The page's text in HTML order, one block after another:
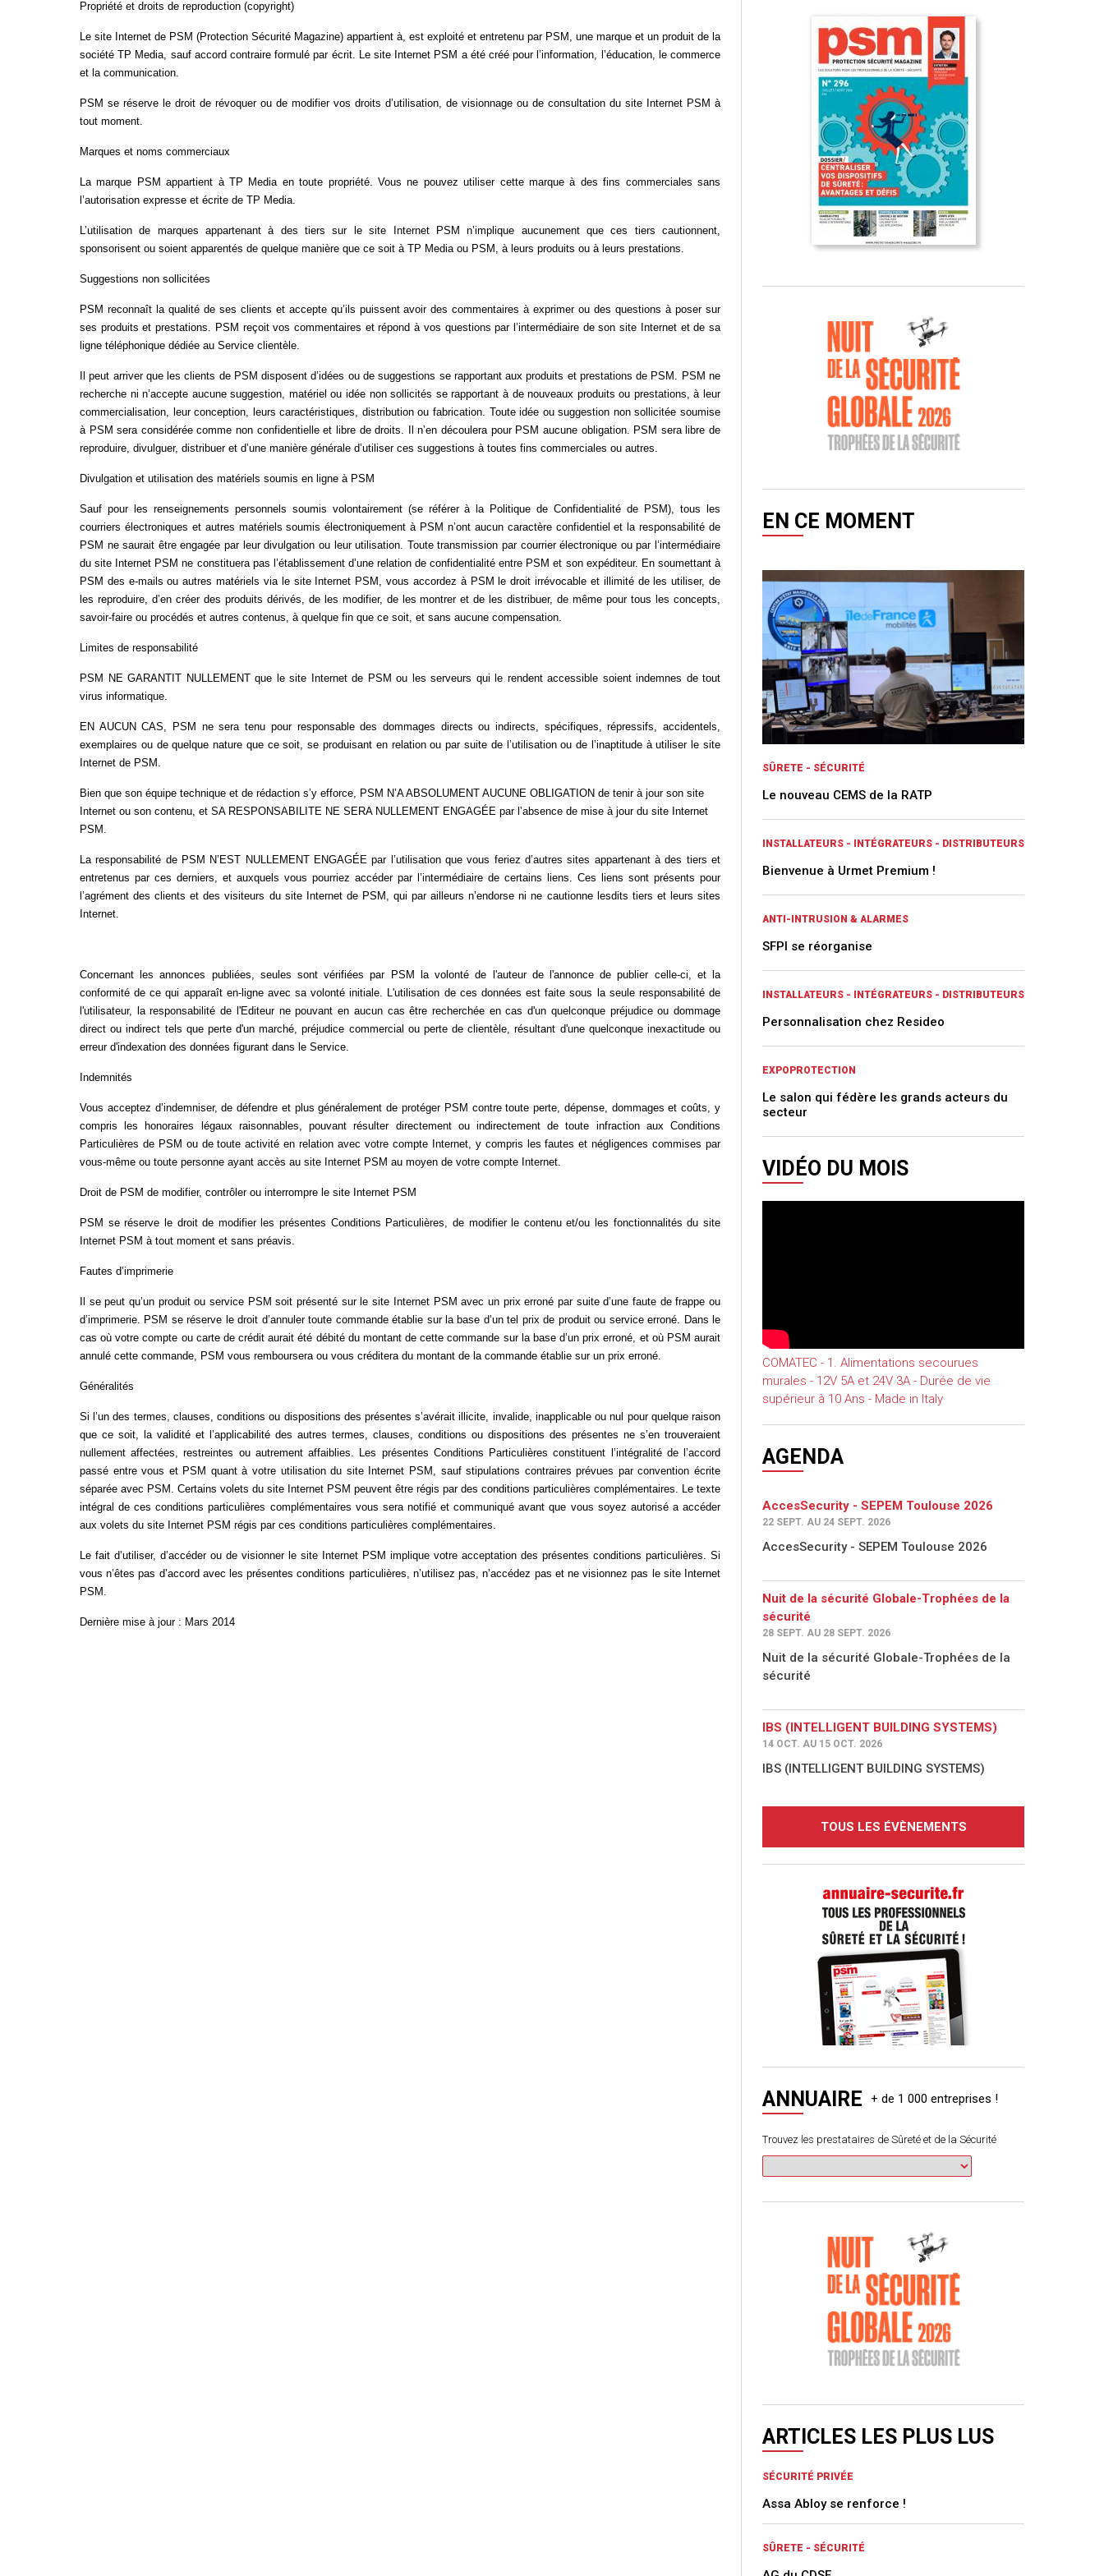
Propriété et droits de reproduction (copyright)
Le site Internet de PSM (Protection Sécurité Magazine) appartient à, est exploité et entretenu par PSM, une marque et un produit de la
société TP Media, sauf accord contraire formulé par écrit. Le site Internet PSM a été créé pour l’information, l’éducation, le commerce
et la communication.
PSM se réserve le droit de révoquer ou de modifier vos droits d’utilisation, de visionnage ou de consultation du site Internet PSM à
tout moment.
Marques et noms commerciaux
La marque PSM appartient à TP Media en toute propriété. Vous ne pouvez utiliser cette marque à des fins commerciales sans
l’autorisation expresse et écrite de TP Media.
L’utilisation de marques appartenant à des tiers sur le site Internet PSM n’implique aucunement que ces tiers cautionnent,
sponsorisent ou soient apparentés de quelque manière que ce soit à TP Media ou PSM, à leurs produits ou à leurs prestations.
Suggestions non sollicitées
PSM reconnaît la qualité de ses clients et accepte qu’ils puissent avoir des commentaires à exprimer ou des questions à poser sur
ses produits et prestations. PSM reçoit vos commentaires et répond à vos questions par l’intermédiaire de son site Internet et de sa
ligne téléphonique dédiée au Service clientèle.
Il peut arriver que les clients de PSM disposent d’idées ou de suggestions se rapportant aux produits et prestations de PSM. PSM ne
recherche ni n’accepte aucune suggestion, matériel ou idée non sollicités se rapportant à de nouveaux produits ou prestations, à leur
commercialisation, leur conception, leurs caractéristiques, distribution ou fabrication. Toute idée ou suggestion non sollicitée soumise
à PSM sera considérée comme non confidentielle et libre de droits. Il n’en découlera pour PSM aucune obligation. PSM sera libre de
reproduire, divulguer, distribuer et d’une manière générale d’utiliser ces suggestions à toutes fins commerciales ou autres.
Divulgation et utilisation des matériels soumis en ligne à PSM
Sauf pour les renseignements personnels soumis volontairement (se référer à la Politique de Confidentialité de PSM), tous les
courriers électroniques et autres matériels soumis électroniquement à PSM n’ont aucun caractère confidentiel et la responsabilité de
PSM ne saurait être engagée par leur divulgation ou leur utilisation. Toute transmission par courrier électronique ou par l’intermédiaire
du site Internet PSM ne constituera pas l’établissement d’une relation de confidentialité entre PSM et son expéditeur. En soumettant à
PSM des e-mails ou autres matériels via le site Internet PSM, vous accordez à PSM le droit irrévocable et illimité de les utiliser, de
les reproduire, d’en créer des produits dérivés, de les modifier, de les montrer et de les distribuer, de même pour tous les concepts,
savoir-faire ou procédés et autres contenus, à quelque fin que ce soit, et sans aucune compensation.
Limites de responsabilité
PSM NE GARANTIT NULLEMENT que le site Internet de PSM ou les serveurs qui le rendent accessible soient indemnes de tout
virus informatique.
EN AUCUN CAS, PSM ne sera tenu pour responsable des dommages directs ou indirects, spécifiques, répressifs, accidentels,
exemplaires ou de quelque nature que ce soit, se produisant en relation ou par suite de l’utilisation ou de l’inaptitude à utiliser le site
Internet de PSM.
Bien que son équipe technique et de rédaction s’y efforce, PSM N’A ABSOLUMENT AUCUNE OBLIGATION de tenir à jour son site
Internet ou son contenu, et SA RESPONSABILITE NE SERA NULLEMENT ENGAGÉE par l’absence de mise à jour du site Internet
PSM.
La responsabilité de PSM N’EST NULLEMENT ENGAGÉE par l’utilisation que vous feriez d’autres sites appartenant à des tiers et
entretenus par ces derniers, et auxquels vous pourriez accéder par l’intermédiaire de certains liens. Ces liens sont présents pour
l’agrément des clients et des visiteurs du site Internet de PSM, qui par ailleurs n’endorse ni ne cautionne lesdits tiers et leurs sites
Internet.
Concernant les annonces publiées, seules sont vérifiées par PSM la volonté de l'auteur de l'annonce de publier celle-ci, et la
conformité de ce qui apparaît en-ligne avec sa volonté initiale. L'utilisation de ces données est faite sous la seule responsabilité de
l'utilisateur, la responsabilité de l'Editeur ne pouvant en aucun cas être recherchée en cas d'un quelconque préjudice ou dommage
direct ou indirect tels que perte d'un marché, préjudice commercial ou perte de clientèle, résultant d'une quelconque inexactitude ou
erreur d'indexation des données figurant dans le Service.
Indemnités
Vous acceptez d’indemniser, de défendre et plus généralement de protéger PSM contre toute perte, dépense, dommages et coûts, y
compris les honoraires légaux raisonnables, pouvant résulter directement ou indirectement de toute infraction aux Conditions
Particulières de PSM ou de toute activité en relation avec votre compte Internet, y compris les fautes et négligences commises par
vous-même ou toute personne ayant accès au site Internet PSM au moyen de votre compte Internet.
Droit de PSM de modifier, contrôler ou interrompre le site Internet PSM
PSM se réserve le droit de modifier les présentes Conditions Particulières, de modifier le contenu et/ou les fonctionnalités du site
Internet PSM à tout moment et sans préavis.
Fautes d’imprimerie
Il se peut qu’un produit ou service PSM soit présenté sur le site Internet PSM avec un prix erroné par suite d’une faute de frappe ou
d’imprimerie. PSM se réserve le droit d’annuler toute commande établie sur la base d’un tel prix de produit ou service erroné. Dans le
cas où votre compte ou carte de crédit aurait été débité du montant de cette commande sur la base d’un prix erroné, et où PSM aurait
annulé cette commande, PSM vous remboursera ou vous créditera du montant de la commande établie sur un prix erroné.
Généralités
Si l’un des termes, clauses, conditions ou dispositions des présentes s’avérait illicite, invalide, inapplicable ou nul pour quelque raison
que ce soit, la validité et l’applicabilité des autres termes, clauses, conditions ou dispositions des présentes ne s’en trouveraient
nullement affectées, restreintes ou autrement affaiblies. Les présentes Conditions Particulières constituent l’intégralité de l’accord
passé entre vous et PSM quant à votre utilisation du site Internet PSM, sauf stipulations contraires prévues par convention écrite
séparée avec PSM. Certains volets du site Internet PSM peuvent être régis par des conditions particulières complémentaires. Le texte
intégral de ces conditions particulières complémentaires vous sera notifié et communiqué avant que vous soyez autorisé a accéder
aux volets du site Internet PSM régis par ces conditions particulières complémentaires.
Le fait d’utiliser, d’accéder ou de visionner le site Internet PSM implique votre acceptation des présentes conditions particulières. Si
vous n’êtes pas d’accord avec les présentes conditions particulières, n’utilisez pas, n’accédez pas et ne visionnez pas le site Internet
PSM.
Dernière mise à jour : Mars 2014
EN CE MOMENT
SÛRETE - SÉCURITÉ
Le nouveau CEMS de la RATP
INSTALLATEURS - INTÉGRATEURS - DISTRIBUTEURS
Bienvenue à Urmet Premium !
ANTI-INTRUSION & ALARMES
SFPI se réorganise
INSTALLATEURS - INTÉGRATEURS - DISTRIBUTEURS
Personnalisation chez Resideo
EXPOPROTECTION
Le salon qui fédère les grands acteurs du
secteur
VIDÉO DU MOIS
COMATEC - 1. Alimentations secourues
murales - 12V 5A et 24V 3A - Durée de vie
supérieur à 10 Ans - Made in Italy
AGENDA
AccesSecurity - SEPEM Toulouse 2026
22 SEPT. AU 24 SEPT. 2026
AccesSecurity - SEPEM Toulouse 2026
Nuit de la sécurité Globale-Trophées de la
sécurité
28 SEPT. AU 28 SEPT. 2026
Nuit de la sécurité Globale-Trophées de la
sécurité
IBS (INTELLIGENT BUILDING SYSTEMS)
14 OCT. AU 15 OCT. 2026
IBS (INTELLIGENT BUILDING SYSTEMS)
TOUS LES ÉVÈNEMENTS
ANNUAIRE
Trouvez les prestataires de Sûreté et de la Sécurité
ARTICLES LES PLUS LUS
SÉCURITÉ PRIVÉE
Assa Abloy se renforce !
SÛRETE - SÉCURITÉ